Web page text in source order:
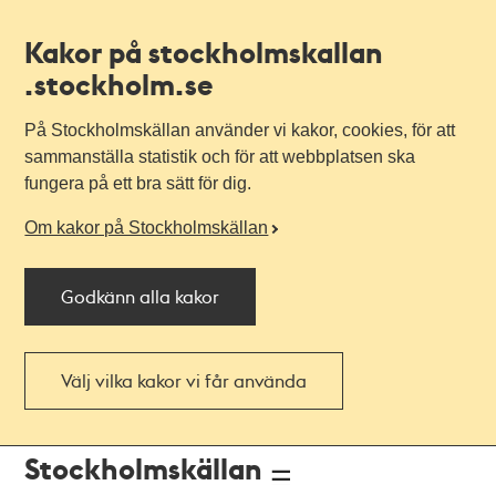
Kakor på stockholmskallan
.stockholm.se
På Stockholmskällan använder vi kakor, cookies, för att
sammanställa statistik och för att webbplatsen ska
fungera på ett bra sätt för dig.
Om kakor på Stockholmskällan
Godkänn alla kakor
Välj vilka kakor vi får använda
Stockholmskällan